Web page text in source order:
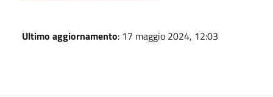
Ultimo aggiornamento: 17 maggio 2024, 12:03